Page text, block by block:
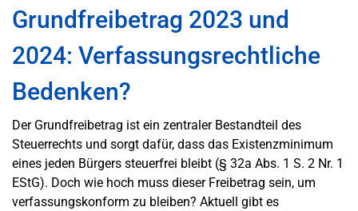
Grundfreibetrag 2023 und
2024: Verfassungsrechtliche
Bedenken?
Der Grundfreibetrag ist ein zentraler Bestandteil des
Steuerrechts und sorgt dafür, dass das Existenzminimum
eines jeden Bürgers steuerfrei bleibt (§ 32a Abs. 1 S. 2 Nr. 1
EStG). Doch wie hoch muss dieser Freibetrag sein, um
verfassungskonform zu bleiben? Aktuell gibt es